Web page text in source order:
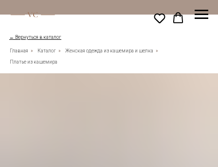
← Вернуться в каталог
Главная » Каталог » Женская одежда из кашемира и шелка »
Платье из кашемира